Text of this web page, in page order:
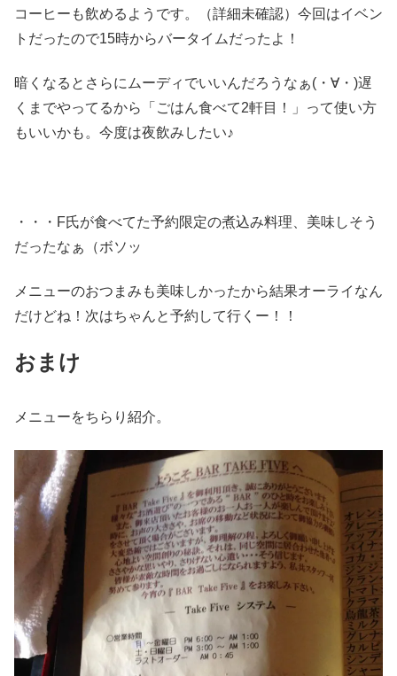
コーヒーも飲めるようです。（詳細未確認）今回はイベン
トだったので15時からバータイムだったよ！
暗くなるとさらにムーディでいいんだろうなぁ(・∀・)遅
くまでやってるから「ごはん食べて2軒目！」って使い方
もいいかも。今度は夜飲みしたい♪
・・・F氏が食べてた予約限定の煮込み料理、美味しそう
だったなぁ（ボソッ
メニューのおつまみも美味しかったから結果オーライなん
だけどね！次はちゃんと予約して行くー！！
おまけ
メニューをちらり紹介。